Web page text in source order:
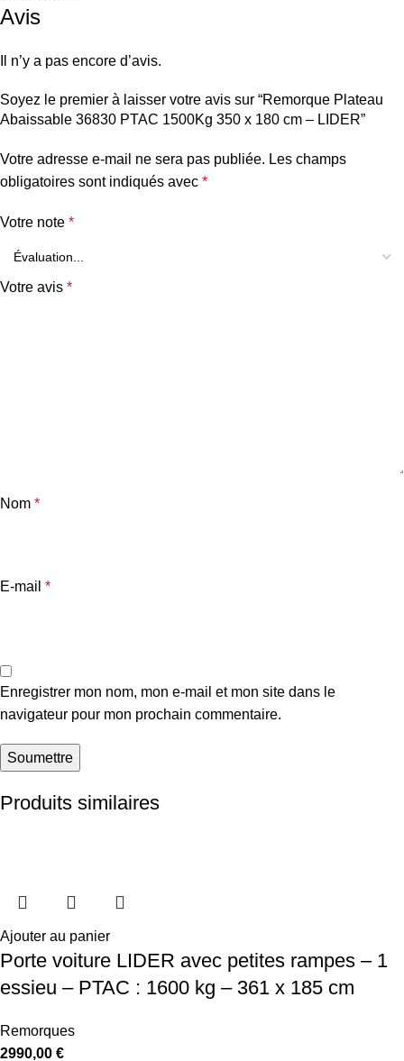
Avis
Il n’y a pas encore d’avis.
Soyez le premier à laisser votre avis sur “Remorque Plateau
Abaissable 36830 PTAC 1500Kg 350 x 180 cm – LIDER”
Votre adresse e-mail ne sera pas publiée. Les champs
obligatoires sont indiqués avec *
Votre note *
Votre avis *
Nom *
E-mail *
Enregistrer mon nom, mon e-mail et mon site dans le
navigateur pour mon prochain commentaire.
Produits similaires
Ajouter au panier
Porte voiture LIDER avec petites rampes – 1
essieu – PTAC : 1600 kg – 361 x 185 cm
Remorques
2990,00 €